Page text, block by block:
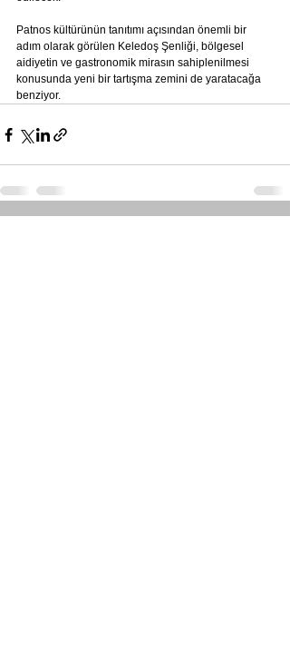
Patnos kültürünün tanıtımı açısından önemli bir
adım olarak görülen Keledoş Şenliği, bölgesel
aidiyetin ve gastronomik mirasın sahiplenilmesi
konusunda yeni bir tartışma zemini de yaratacağa
benziyor.